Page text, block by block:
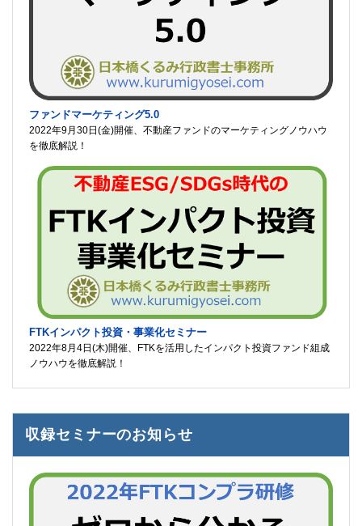
ファンドマーケティング5.0
2022年9月30日(金)開催、不動産ファンドのマーケティングノウハウ
を徹底解説！
FTKインパクト投資・事業化セミナー
2022年8月4日(木)開催、FTKを活用したインパクト投資ファンド組成
ノウハウを徹底解説！
収録セミナーのお知らせ